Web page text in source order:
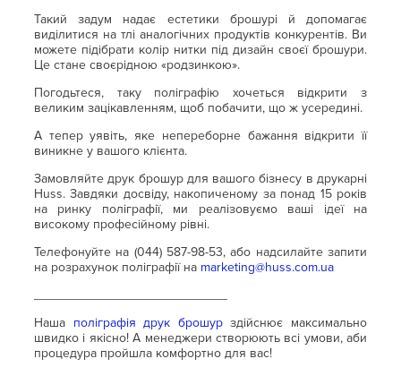
Такий задум надає естетики брошурі й допомагає
виділитися на тлі аналогічних продуктів конкурентів. Ви
можете підібрати колір нитки під дизайн своєї брошури.
Це стане своєрідною «родзинкою».
Погодьтеся, таку поліграфію хочеться відкрити з
великим зацікавленням, щоб побачити, що ж усередині.
А тепер уявіть, яке непереборне бажання відкрити її
виникне у вашого клієнта.
Замовляйте друк брошур для вашого бізнесу в друкарні
Huss. Завдяки досвіду, накопиченому за понад 15 років
на ринку поліграфії, ми реалізовуємо ваші ідеї на
високому професійному рівні.
Телефонуйте на (044) 587-98-53, або надсилайте запити
на розрахунок поліграфії на marketing@huss.com.ua
Наша поліграфія друк брошурздійснює максимально
швидко і якісно! А менеджери створюють всі умови, аби
процедура пройшла комфортно для вас!